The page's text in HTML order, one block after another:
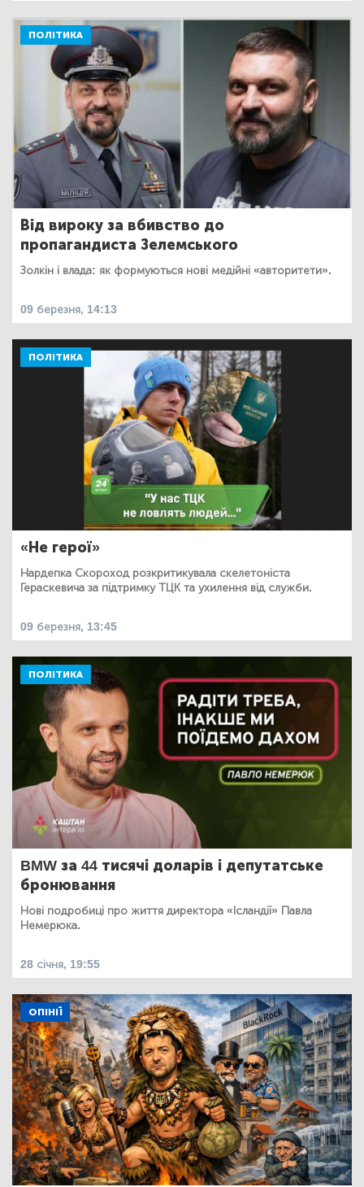
ПОЛІТИКА
Від вироку за вбивство до
пропагандиста Зелемського
Золкін і влада: як формуються нові медійні «авторитети».
09 березня, 14:13
ПОЛІТИКА
«Не герої»
Нардепка Скороход розкритикувала скелетоніста
Гераскевича за підтримку ТЦК та ухилення від служби.
09 березня, 13:45
ПОЛІТИКА
BMW за 44 тисячі доларів і депутатське
бронювання
Нові подробиці про життя директора «Ісландії» Павла
Немерюка.
28 січня, 19:55
ОПІНІЇ